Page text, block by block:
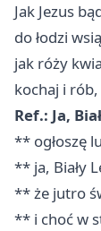
Jak Jezus
do łodzi
jak róży
kochaj i
Ref.: Ja,
** ogłoszę
** ja, Biały
** że jutro
** i choć w